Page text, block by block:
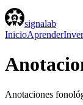
signalab
InicioAprender
Anotaciones